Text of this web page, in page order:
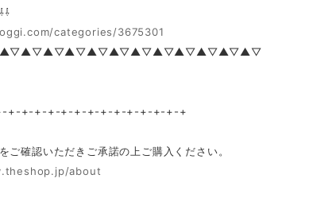
categories/3675301
+-+-+-+-+-+-+-+-+-+-+-+-+-+
ご確認いただきご承諾の上ご購入ください。
about